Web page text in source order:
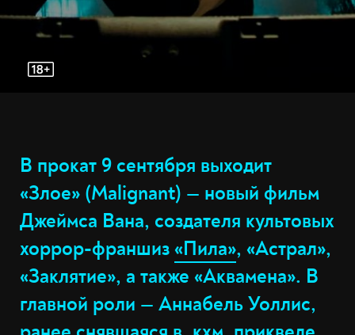
В прокат 9 сентября выходит
«Злое» (Malignant) — новый фильм
Джеймса Вана, создателя культовых
хоррор-франшиз«Пила», «Астрал»,
«Заклятие», а также «Аквамена». В
главной роли — Аннабель Уоллис,